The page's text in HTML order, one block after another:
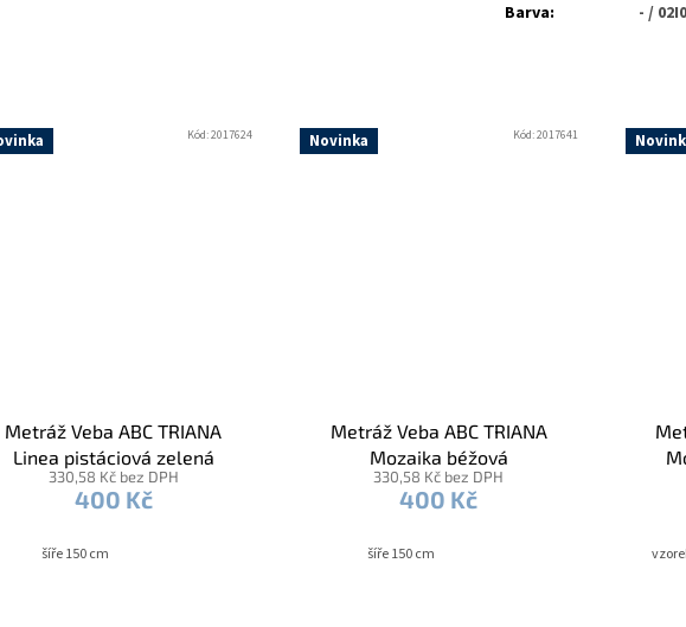
Barva: - /
Metráž Veba ABC TRIANA
Linea pistáciová zelená
330,58 Kč bez DPH
400 Kč
šíře 150 cm
Kód:2017624 Novinka
Metráž Veba ABC TRIANA
Mozaika béžová
330,58 Kč bez DPH
400 Kč
šíře 150 cm
Kód:2017641